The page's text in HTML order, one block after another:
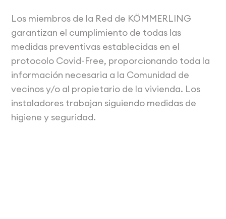
Los miembros de la Red de KÖMMERLING
garantizan el cumplimiento de todas las
medidas preventivas establecidas en el
protocolo Covid-Free, proporcionando toda la
información necesaria a la Comunidad de
vecinos y/o al propietario de la vivienda. Los
instaladores trabajan siguiendo medidas de
higiene y seguridad.